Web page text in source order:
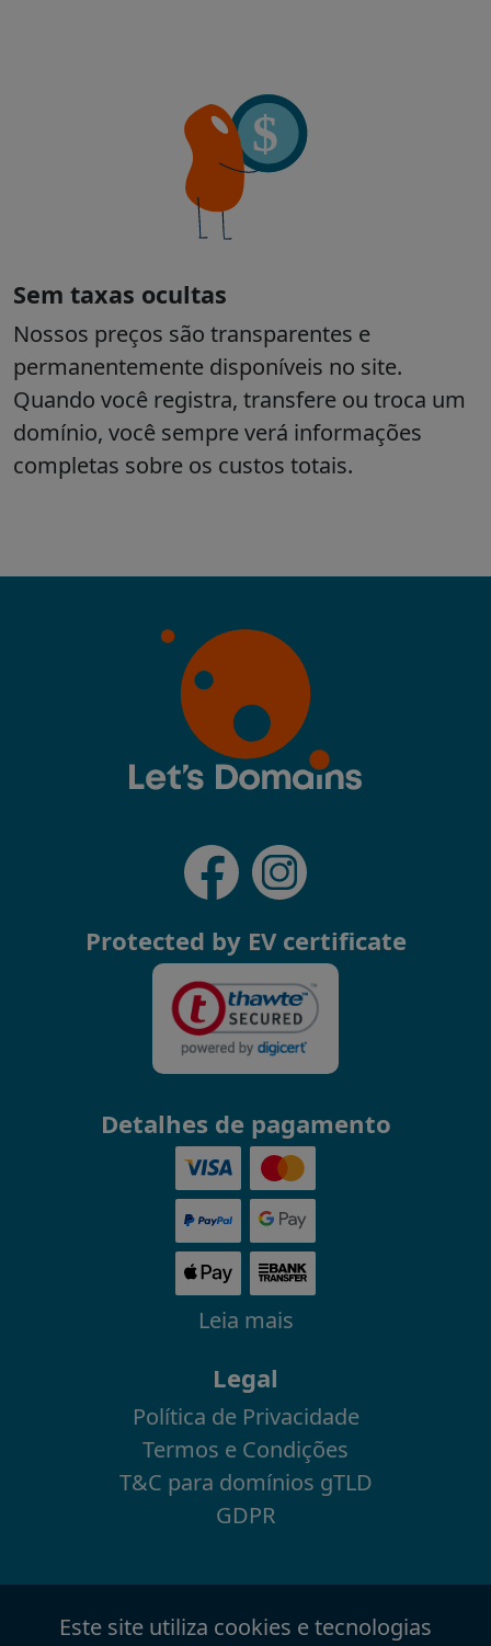
Protected by EV certificate
Detalhes de pagamento
Leia mais
Legal
Política de Privacidade
Termos e Condições
T&C para domínios gTLD
GDPR
Este site utiliza cookies e tecnologias